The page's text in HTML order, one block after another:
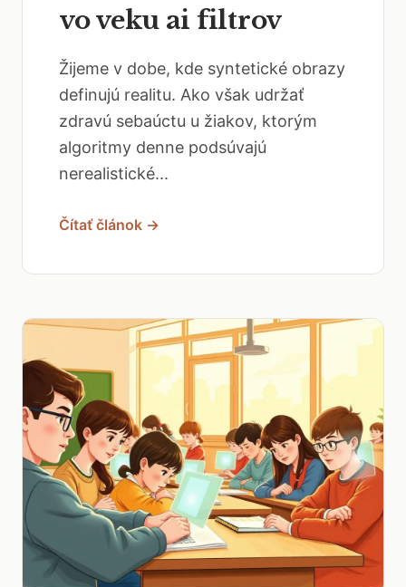
vo veku ai filtrov
Žijeme v dobe, kde syntetické obrazy
definujú realitu. Ako však udržať
zdravú sebaúctu u žiakov, ktorým
algoritmy denne podsúvajú
nerealistické...
Čítať článok →